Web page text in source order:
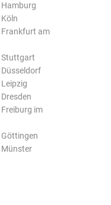
am
Stuttgart
im